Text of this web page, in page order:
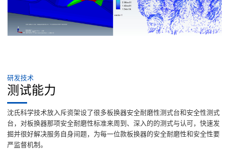
研发技术
测试能力
沈氏科学技术放入斥资架设了很多板换器安全耐磨性测式台和安全性测式
台，对板换器那项安全耐磨性标准来周到、深入的的测式与认可，快速发
掘并很好解决服务自身间题，为每一位款板换器的安全耐磨性和安全性要
严监督机制。